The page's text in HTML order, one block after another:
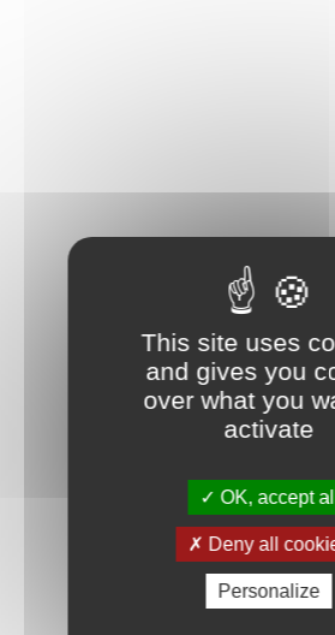
This site uses
and gives you
over what you
activate
OK, accept all
Deny all
Personalize